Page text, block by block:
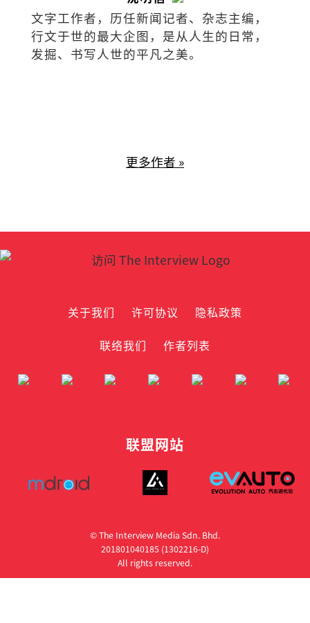
文字工作者，历任新闻记者、杂志主编，
行文于世的最大企图，是从人生的日常，
发掘、书写人世的平凡之美。
更多作者 »
关于我们 许可协议
隐私政策
联络我们
作者列表
联盟网站
© The Interview Media Sdn. Bhd.
201801040185 (1302216­-D)
All rights reserved.